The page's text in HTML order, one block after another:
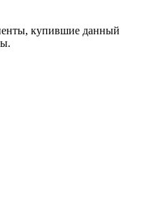
купившие данный